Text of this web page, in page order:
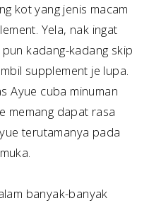
kot yang jenis macam
Yela, nak ingat
kadang-kadang skip
supplement je lupa.
Ayue cuba minuman
memang dapat rasa
terutamanya pada
banyak-banyak